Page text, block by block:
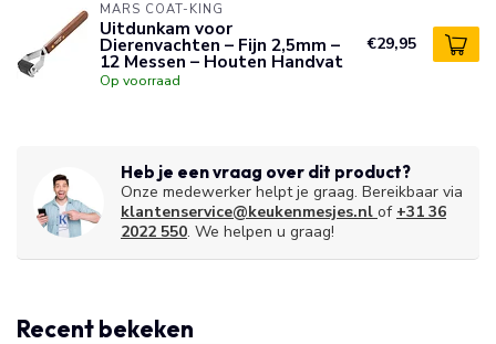
MARS COAT-KING
Uitdunkam voor
Dierenvachten – Fijn 2,5mm –
12 Messen – Houten Handvat
Op voorraad
€29,95
Heb je een vraag over dit product?
Onze medewerker helpt je graag. Bereikbaar via
klantenservice@keukenmesjes.nl of +31 36
2022 550. We helpen u graag!
Recent bekeken